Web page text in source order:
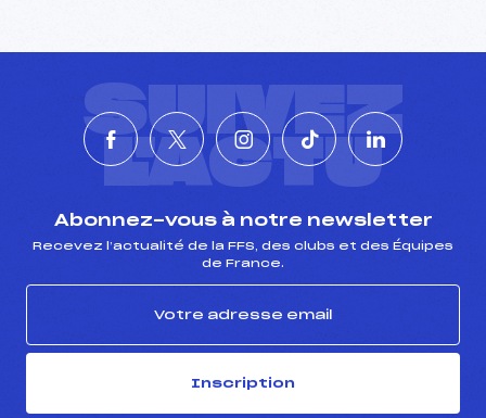
SUIVEZ
L'ACTU
Abonnez-vous à notre newsletter
Recevez l’actualité de la FFS, des clubs et des Équipes
de France.
Inscription